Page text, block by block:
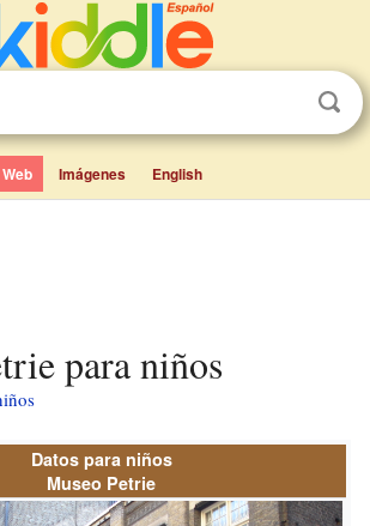
Web Imágenes English
para niños
Datos para niños
Museo Petrie